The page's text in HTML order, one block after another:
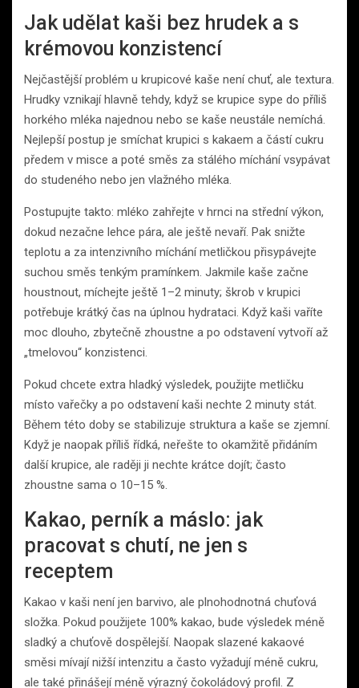
Jak udělat kaši bez hrudek a s
krémovou konzistencí
Nejčastější problém u krupicové kaše není chuť, ale textura.
Hrudky vznikají hlavně tehdy, když se krupice sype do příliš
horkého mléka najednou nebo se kaše neustále nemíchá.
Nejlepší postup je smíchat krupici s kakaem a částí cukru
předem v misce a poté směs za stálého míchání vsypávat
do studeného nebo jen vlažného mléka.
Postupujte takto: mléko zahřejte v hrnci na střední výkon,
dokud nezačne lehce pára, ale ještě nevaří. Pak snižte
teplotu a za intenzivního míchání metličkou přisypávejte
suchou směs tenkým pramínkem. Jakmile kaše začne
houstnout, míchejte ještě 1–2 minuty; škrob v krupici
potřebuje krátký čas na úplnou hydrataci. Když kaši vaříte
moc dlouho, zbytečně zhoustne a po odstavení vytvoří až
„tmelovou“ konzistenci.
Pokud chcete extra hladký výsledek, použijte metličku
místo vařečky a po odstavení kaši nechte 2 minuty stát.
Během této doby se stabilizuje struktura a kaše se zjemní.
Když je naopak příliš řídká, neřešte to okamžitě přidáním
další krupice, ale raději ji nechte krátce dojít; často
zhoustne sama o 10–15 %.
Kakao, perník a máslo: jak
pracovat s chutí, ne jen s
receptem
Kakao v kaši není jen barvivo, ale plnohodnotná chuťová
složka. Pokud použijete 100% kakao, bude výsledek méně
sladký a chuťově dospělejší. Naopak slazené kakaové
směsi mívají nižší intenzitu a často vyžadují méně cukru,
ale také přinášejí méně výrazný čokoládový profil. Z